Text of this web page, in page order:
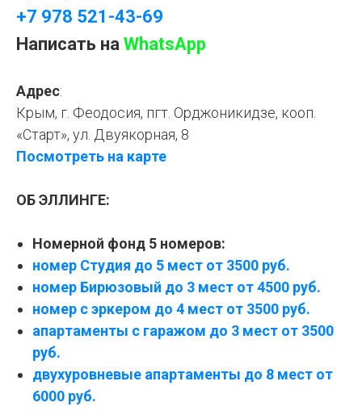
+7 978 521-43-69
Написать на WhatsApp
Адрес:
Крым, г. Феодосия, пгт. Орджоникидзе, кооп.
«Старт», ул. Двуякорная, 8
Посмотреть на карте
ОБ ЭЛЛИНГЕ:
Номерной фонд 5 номеров:
номер Студия до 5 мест от 3500 руб.
номер Бирюзовый до 3 мест от 4500 руб.
номер с эркером до 4 мест от 3500 руб.
апартаменты с гаражом до 3 мест от 3500
руб.
двухуровневые апартаменты до 8 мест от
6000 руб.